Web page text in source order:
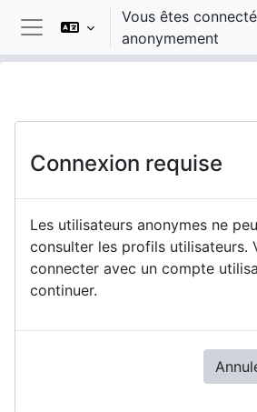
Passer au contenu principal
Panneau latéral
Vous êtes connecté
anonymement
Connexion requise
Les utilisateurs anonymes ne
consulter les profils utilisateurs.
connecter avec un compte
continuer.